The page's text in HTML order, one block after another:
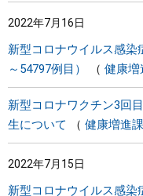
県政情報
2022年7月16日
新型コロナウイルス感染
～54797例目）
健康増
新型コロナワクチン3回
生について
健康増進課
2022年7月15日
新型コロナウイルス感染